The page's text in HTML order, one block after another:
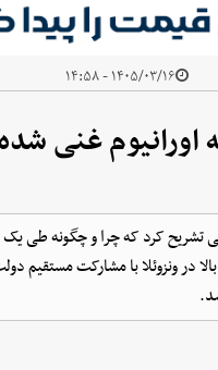
۱۴۰۵/۰۳/۱۶ - ۱۴:۵۸
اورانیوم غنی
تشریح کرد که چرا و چگونه طی
در ونزوئلا با مشارکت مستقیم